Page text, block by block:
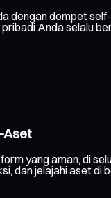
dengan dompet
Anda selalu
Aset
yang aman, di
dan jelajahi aset di